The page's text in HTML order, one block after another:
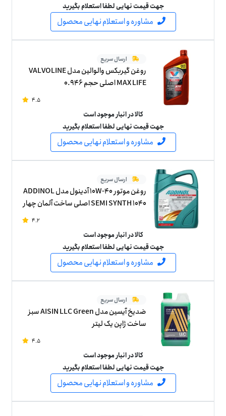
جهت قیمت نهایی لطفا استعلام بگیرید
مشاوره و استعلام نهایی محصول
ارسال سریع
روغن گیربکس والوالین مدل VALVOLINE
MAX LIFE اصلی حجم 0.946
4.5
کالا در انبار موجود است
جهت قیمت نهایی لطفا استعلام بگیرید
مشاوره و استعلام نهایی محصول
ارسال سریع
روغن موتور 10W-40 آدینول مدل ADDINOL
SEMI SYNTH 1040 اصلی ساخت آلمان چهار
4.2
کالا در انبار موجود است
جهت قیمت نهایی لطفا استعلام بگیرید
مشاوره و استعلام نهایی محصول
ارسال سریع
ضدیخ آیسین مدل AISIN LLC Green سبز
ساخت ژاپن یک لیتر
4.5
کالا در انبار موجود است
جهت قیمت نهایی لطفا استعلام بگیرید
مشاوره و استعلام نهایی محصول